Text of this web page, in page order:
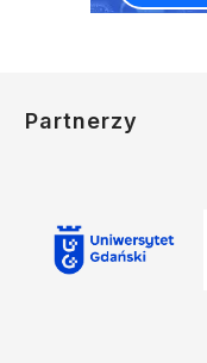
Partnerzy